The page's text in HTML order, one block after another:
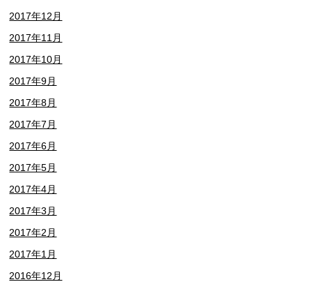
2017年12月
2017年11月
2017年10月
2017年9月
2017年8月
2017年7月
2017年6月
2017年5月
2017年4月
2017年3月
2017年2月
2017年1月
2016年12月